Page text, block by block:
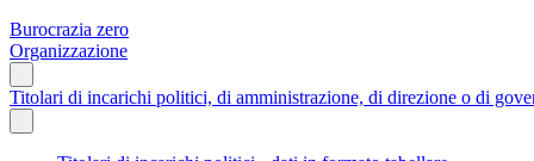
Burocrazia zero
Organizzazione
Titolari di incarichi politici, di amministrazione, di direzione o di